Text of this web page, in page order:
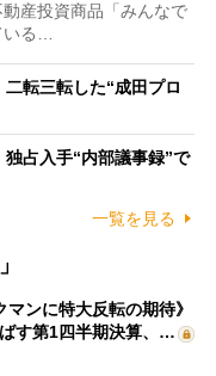
産投資商品「みんなで
いる…
二転三転した“成田プロ
独占入手“内部議事録”で
一覧を見る
マンに特大反転の期待》
す第1四半期決算、…